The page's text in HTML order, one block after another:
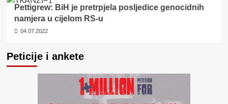
Pettigrew: BiH je pretrpjela posljedice genocidnih
namjera u cijelom RS-u
04.07.2022
Peticije i ankete